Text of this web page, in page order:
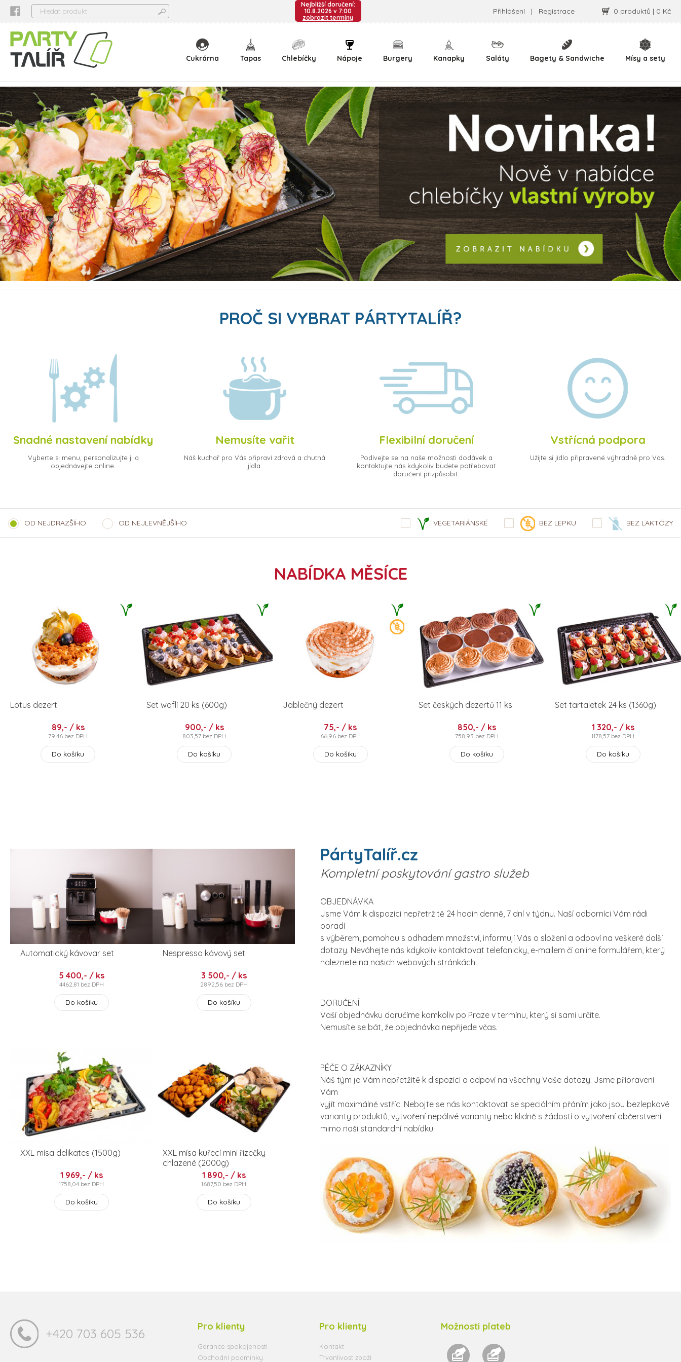
Nejbližší doručení:
10.8.2026 v 7:00
zobrazit termíny
Přihlášení | Registrace 0 produktů | 0 Kč
Cukrárna Tapas Chlebíčky Nápoje Burgery Kanapky Saláty Bagety & Sandwiche Mísy a sety
PROČ SI VYBRAT PÁRTYTALÍŘ?
Snadné nastavení nabídky
Vyberte si menu, personalizujte ji a
objednávejte online.
Nemusíte vařit
Náš kuchař pro Vás připraví zdravá a chutná
jídla.
Flexibilní doručení
Podívejte se na naše možnosti dodávek a
kontaktujte nás kdykoliv budete potřebovat
doručení přizpůsobit.
Vstřícná podpora
Užijte si jídlo připravené výhradně pro Vás.
OD NEJDRAZŠÍHO OD NEJLEVNĚJŠÍHO VEGETARIÁNSKÉ BEZ LEPKU BEZ LAKTÓZY
NABÍDKA MĚSÍCE
Lotus dezert
89,- / ks
79,46 bez DPH
Do košíku
Set waflí 20 ks (600g)
900,- / ks
803,57 bez DPH
Do košíku
Jablečný dezert
75,- / ks
66,96 bez DPH
Do košíku
Set českých dezertů 11 ks
850,- / ks
758,93 bez DPH
Do košíku
Set tartaletek 24 ks (1360g)
1 320,- / ks
1178,57 bez DPH
Do košíku
PártyTalíř.cz
Kompletní poskytování gastro služeb
OBJEDNÁVKA
Jsme Vám k dispozici nepřetržitě 24 hodin denně, 7 dní v týdnu. Naší odborníci Vám rádi
poradí
s výběrem, pomohou s odhadem množství, informují Vás o složení a odpoví na veškeré další
dotazy. Neváhejte nás kdykoliv kontaktovat telefonicky, e-mailem čí online formulářem, který
naleznete na našich webových stránkách.
DORUČENÍ
Vaší objednávku doručíme kamkoliv po Praze v termínu, který si sami určíte.
Nemusíte se bát, že objednávka nepřijede včas.
PÉČE O ZÁKAZNÍKY
Náš tým je Vám nepřetžitě k dispozici a odpoví na všechny Vaše dotazy. Jsme připraveni
Vám
vyjít maximálně vstříc. Nebojte se nás kontaktovat se speciálním přáním jako jsou bezlepkové
varianty produktů, vytvoření nepálivé varianty nebo klidně s žádostí o vytvoření občerstvení
mimo naši standardní nabídku.
Automatický kávovar set
5 400,- / ks
4462,81 bez DPH
Do košíku
Nespresso kávový set
3 500,- / ks
2892,56 bez DPH
Do košíku
XXL mísa delikates (1500g)
1 969,- / ks
1758,04 bez DPH
Do košíku
XXL mísa kuřecí mini řízečky
chlazené (2000g)
1 890,- / ks
1687,50 bez DPH
Do košíku
+420 703 605 536 Pro klienty
Garance spokojenosti
Obchodní podmínky
Pro klienty
Kontakt
Trvanlivost zboží
Možnosti plateb